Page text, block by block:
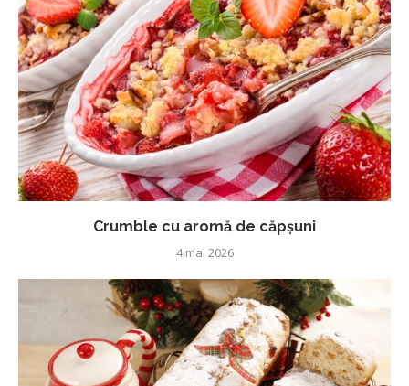
Crumble cu aromă de căpșuni
4 mai 2026